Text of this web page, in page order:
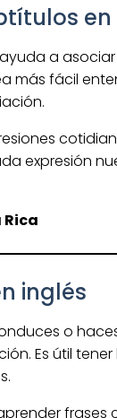
a
más fácil
expresión
inglés
o
Es útil
frases